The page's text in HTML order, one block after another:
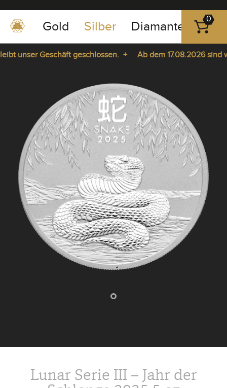
0351
-
43
Gold Silber Diamanten
0
unser Geschäft geschlossen. +
Ab dem 17.08.2026 sind
Lunar Serie III – Jahr der